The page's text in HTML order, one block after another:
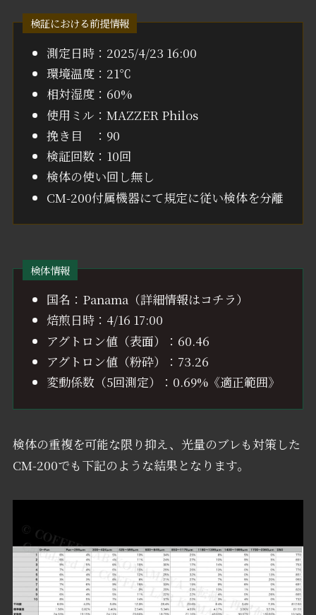
検証における前提情報
測定日時：2025/4/23 16:00
環境温度：21℃
相対湿度：60%
使用ミル：MAZZER Philos
挽き目 ：90
検証回数：10回
検体の使い回し無し
CM-200付属機器にて規定に従い検体を分離
検体情報
国名：Panama（詳細情報はコチラ）
焙煎日時：4/16 17:00
アグトロン値（表面）：60.46
アグトロン値（粉砕）：73.26
変動係数（5回測定）：0.69%《適正範囲》
検体の重複を可能な限り抑え、光量のブレも対策した
CM-200でも下記のような結果となります。